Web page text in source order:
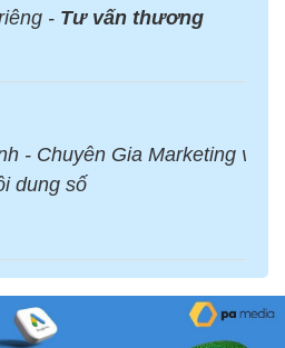
- Tư vấn thương
- Chuyên Gia Marketing với
dung số